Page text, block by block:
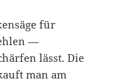
für
—
lässt. Die
man am